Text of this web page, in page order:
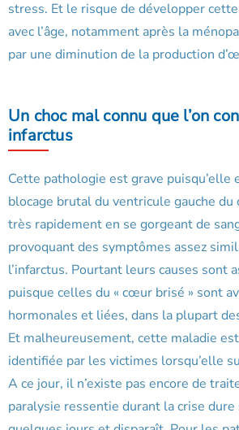
stress. Et le risque de développer
avec l’âge, notamment après la
par une diminution de la production
Un choc mal connu que l’on
infarctus
Cette pathologie est grave puisqu’elle
blocage brutal du ventricule gauche
très rapidement en se gorgeant de
provoquant des symptômes assez
l’infarctus. Pourtant leurs causes sont
puisque celles du « cœur brisé » sont
hormonales et liées, dans la plupart
Et malheureusement, cette maladie
identifiée par les victimes lorsqu’elle
A ce jour, il n’existe pas encore de
paralysie ressentie durant la crise